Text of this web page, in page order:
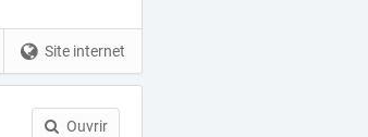
Site internet
Ouvrir